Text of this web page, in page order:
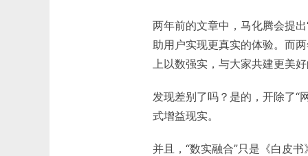
两年前的文章中，马化腾会提
助用户实现更真实的体验。而
上以数强实，与大家共建更美
发现差别了吗？是的，开除了“
式增益现实。
并且，“数实融合”只是《白皮